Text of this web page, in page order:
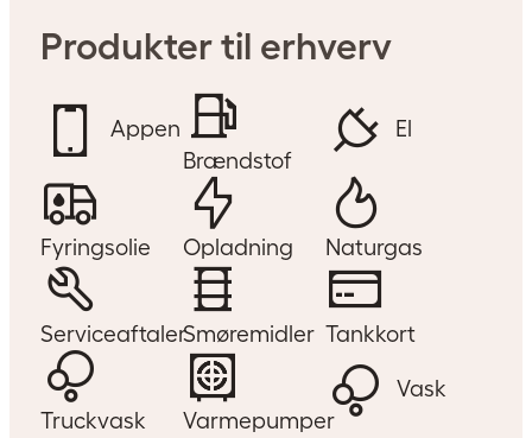
Produkter til erhverv
Appen
Brændstof
El
Fyringsolie Opladning Naturgas
ServiceaftalerSmøremidler Tankkort
Truckvask Varmepumper
Vask